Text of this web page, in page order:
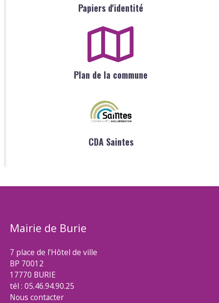
Papiers d'identité
Plan de la commune
CDA Saintes
Mairie de Burie
7 place de l’Hôtel de ville
BP 70012
17770 BURIE
tél : 05.46.94.90.25
Nous contacter